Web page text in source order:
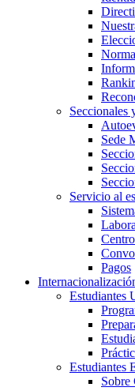
Seccionales
Sede
Servicio al
Pagos
Estudiantes
Estudiantes
Sobre